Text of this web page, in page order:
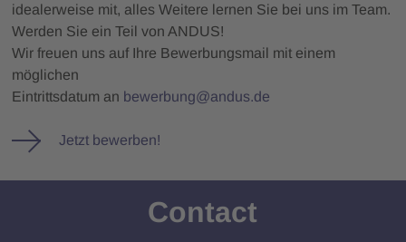
idealerweise mit, alles Weitere lernen Sie bei uns im Team.
Werden Sie ein Teil von ANDUS!
Wir freuen uns auf Ihre Bewerbungsmail mit einem
möglichen
Eintrittsdatum an bewerbung@andus.de
Jetzt bewerben!
Contact